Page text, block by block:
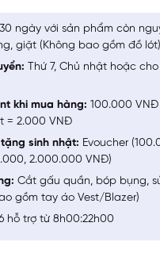
ngày với sản phẩm còn
giặt (Không bao gồm đồ lót)
Thứ 7, Chủ nhật hoặc
khi mua hàng: 100.000
= 2.000 VNĐ
sinh nhật: Evoucher
2.000.000 VNĐ)
Cắt gấu quần, bóp bụng,
gồm tay áo Vest/Blazer)
hỗ trợ từ 8h00:22h00